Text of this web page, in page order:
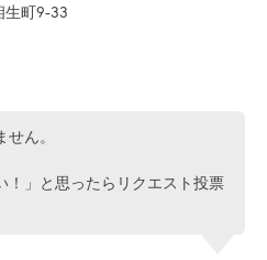
生町9-33
ん。
！」と思ったらリクエスト投票